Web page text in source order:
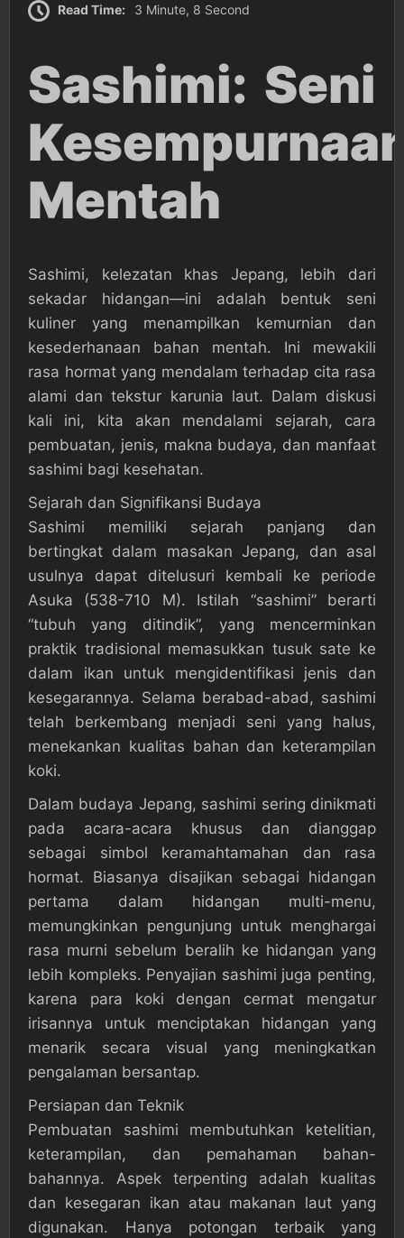
Read Time: 3 Minute, 8 Second
Sashimi: Seni
Mentah
Sashimi, kelezatan khas Jepang, lebih dari
sekadar hidangan—ini adalah bentuk seni
kuliner yang menampilkan kemurnian dan
kesederhanaan bahan mentah. Ini mewakili
rasa hormat yang mendalam terhadap cita rasa
alami dan tekstur karunia laut. Dalam diskusi
kali ini, kita akan mendalami sejarah, cara
pembuatan, jenis, makna budaya, dan manfaat
sashimi bagi kesehatan.
Sejarah dan Signifikansi Budaya
Sashimi memiliki sejarah panjang dan
bertingkat dalam masakan Jepang, dan asal
usulnya dapat ditelusuri kembali ke periode
Asuka (538-710 M). Istilah “sashimi” berarti
“tubuh yang ditindik”, yang mencerminkan
praktik tradisional memasukkan tusuk sate ke
dalam ikan untuk mengidentifikasi jenis dan
kesegarannya. Selama berabad-abad, sashimi
telah berkembang menjadi seni yang halus,
menekankan kualitas bahan dan keterampilan
koki.
Dalam budaya Jepang, sashimi sering dinikmati
pada acara-acara khusus dan dianggap
sebagai simbol keramahtamahan dan rasa
hormat. Biasanya disajikan sebagai hidangan
pertama dalam hidangan multi-menu,
memungkinkan pengunjung untuk menghargai
rasa murni sebelum beralih ke hidangan yang
lebih kompleks. Penyajian sashimi juga penting,
karena para koki dengan cermat mengatur
irisannya untuk menciptakan hidangan yang
menarik secara visual yang meningkatkan
pengalaman bersantap.
Persiapan dan Teknik
Pembuatan sashimi membutuhkan ketelitian,
keterampilan, dan pemahaman bahan-
bahannya. Aspek terpenting adalah kualitas
dan kesegaran ikan atau makanan laut yang
digunakan. Hanya potongan terbaik yang